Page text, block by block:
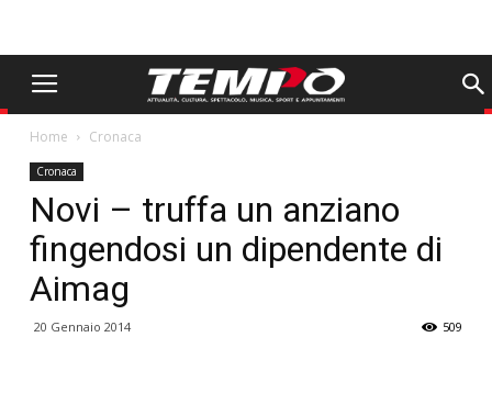
Home Cronaca
Cronaca
Novi – truffa un anziano
fingendosi un dipendente di
Aimag
20 Gennaio 2014 509